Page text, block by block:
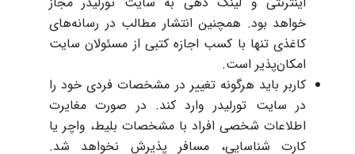
خواهد بود. همچنین انتشار مطالب در رسانه‌های
کاغذی تنها با کسب اجازه کتبی از مسئولان سایت
امکان‌پذیر است.
کاربر باید هرگونه تغییر در مشخصات فردی خود را
در سایت تورلیدر وارد کند. در صورت مغایرت
اطلاعات شخصی افراد با مشخصات بلیط، واچر یا
کارت شناسایی، مسافر پذیرش نخواهد شد.